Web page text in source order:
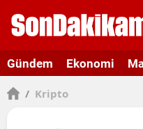
Gündem Ekonomi
/ Kripto